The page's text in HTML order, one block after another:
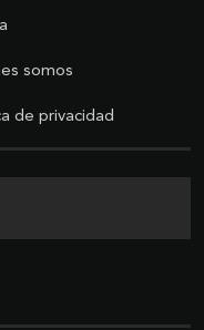
somos
de privacidad